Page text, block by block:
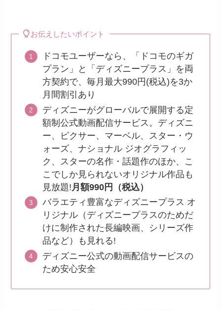
お伝えしたいポイント
ドコモユーザーなら、「ドコモのギガ
プラン」と「ディズニープラス」を両
方契約で、毎月最大990円(税込)を3か
月間割引あり
ディズニーがグローバルで展開する定
額制公式動画配信サービス。ディズニ
ー、ピクサー、マーベル、スター・ウ
ォーズ、ナショナル ジオグラフィッ
ク、スターの名作・話題作のほか、こ
こでしか見られないオリジナル作品も
見放題! 月額990円（税込）
バラエティ豊富なディズニープラス オ
リジナル（ディズニープラスのためだ
けに制作された長編映画、シリーズ作
品など）も見れる!
ディズニー公式の動画配信サービスの
ため安心安全